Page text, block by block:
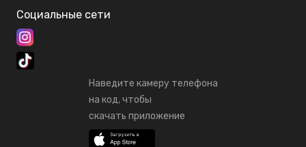
Социальные сети
Наведите камеру телефона
на код, чтобы
скачать приложение